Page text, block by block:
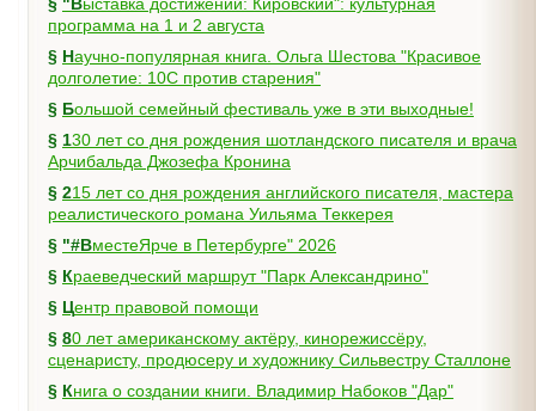
программа на 1 и 2 августа
§ Научно-популярная книга. Ольга Шестова "Красивое
долголетие: 10C против старения"
§
Большой семейный фестиваль уже в эти выходные!
§ 130 лет со дня рождения шотландского писателя и врача
Арчибальда Джозефа Кронина
§ 215 лет со дня рождения английского писателя, мастера
реалистического романа Уильяма Теккерея
§
"#ВместеЯрче в Петербурге" 2026
§
Краеведческий маршрут "Парк Александрино"
§
Центр правовой помощи
§ 80 лет американскому актёру, кинорежиссёру,
сценаристу, продюсеру и художнику Сильвестру Сталлоне
§
Книга о создании книги. Владимир Набоков "Дар"